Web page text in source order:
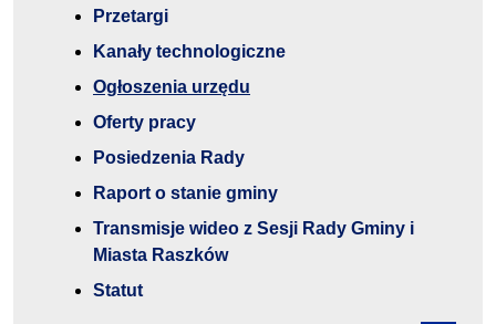
Przetargi
Kanały technologiczne
Ogłoszenia urzędu
Oferty pracy
Posiedzenia Rady
Raport o stanie gminy
Transmisje wideo z Sesji Rady Gminy i
Miasta Raszków
Statut